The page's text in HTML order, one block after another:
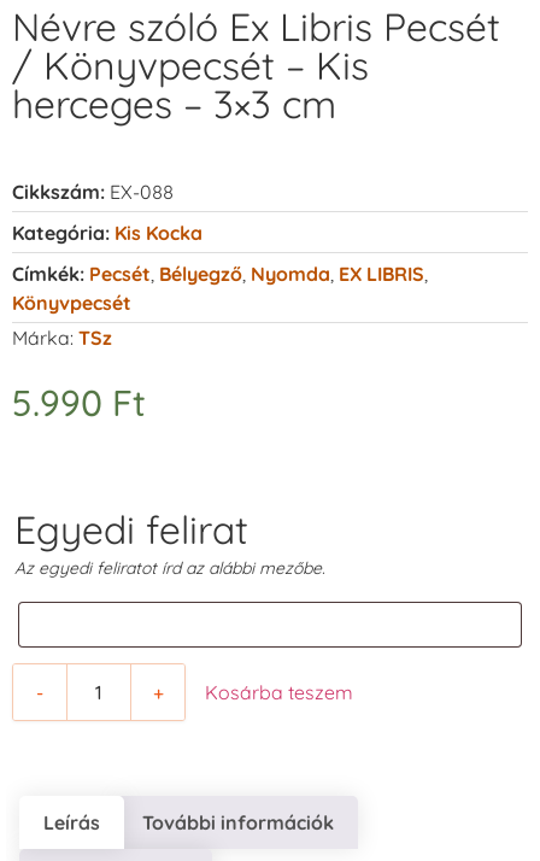
Névre szóló Ex Libris Pecsét
/ Könyvpecsét – Kis
herceges – 3×3 cm
Cikkszám: EX-088
Kategória: Kis Kocka
Címkék: Pecsét Bélyegző Nyomda EX LIBRIS
Könyvpecsét
Márka: TSz
5.990 Ft
Egyedi felirat
Az egyedi feliratot írd az alábbi mezőbe.
- + Kosárba teszem
Leírás További információk